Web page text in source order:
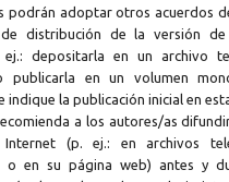
podrán adoptar otros acuerdos
distribución de la versión
ej.: depositarla en un archivo
publicarla en un volumen
indique la publicación inicial en
a los autores/as
(p. ej.: en archivos
o en su página web) antes y